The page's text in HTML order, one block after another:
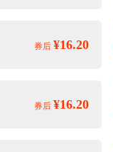
券后 ¥16.20
券后 ¥16.20